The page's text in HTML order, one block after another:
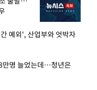
예외', 산업부와 엇박자
만명 늘었는데…청년은